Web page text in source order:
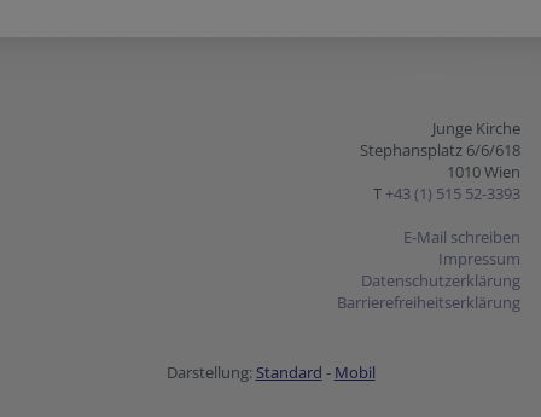
Junge Kirche
Stephansplatz 6/6/618
1010 Wien
T +43 (1) 515 52-3393
E-Mail schreiben
Impressum
Datenschutzerklärung
Barrierefreiheitserklärung
Darstellung: Standard - Mobil